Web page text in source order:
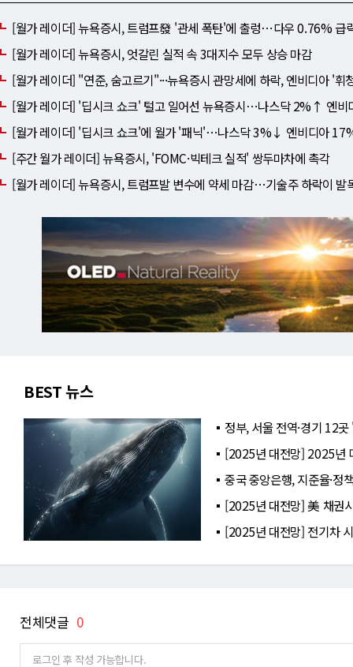
[월가 레이더] 뉴욕증시, 트럼프發 '관세 폭탄'에 출렁⋯다우 0.76% 급
[월가 레이더] 뉴욕증시, 엇갈린 실적 속 3대지수 모두 상승 마감
[월가 레이더] "연준, 숨고르기"···뉴욕증시 관망세에 하락, 엔비디아 '휘
[월가 레이더] '딥시크 쇼크' 털고 일어선 뉴욕증시⋯나스닥 2%↑ 엔
[월가 레이더] '딥시크 쇼크'에 월가 '패닉'⋯나스닥 3%↓ 엔비디아
[주간 월가 레이더] 뉴욕증시, 'FOMC·빅테크 실적' 쌍두마차에 촉각
[월가 레이더] 뉴욕증시, 트럼프발 변수에 약세 마감⋯기술주 하락이 발
BEST 뉴스
정부, 서울 전역·경기 12
[2025년 대전망] 2025년
중국 중앙은행, 지준율·
[2025년 대전망] 美 채권
[2025년 대전망] 전기차
전체댓글 0